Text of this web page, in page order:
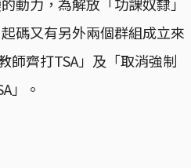
碼又有另外兩個群組成立來
師齊打TSA」及「取消強制
」。